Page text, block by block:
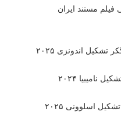
فیلم مستند ایران
اندونزی ۲۰۲۵
۲۰۲۴
اسلوونی ۲۰۲۵